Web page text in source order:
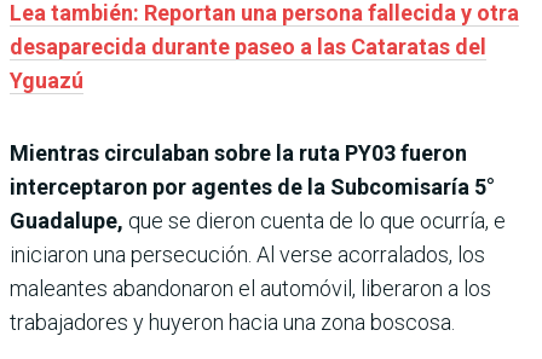
Lea también: Reportan una persona fallecida y otra
desaparecida durante paseo a las Cataratas del
Yguazú
Mientras circulaban sobre la ruta PY03 fueron
interceptaron por agentes de la Subcomisaría 5°
Guadalupe, que se dieron cuenta de lo que ocurría, e
iniciaron una persecución. Al verse acorralados, los
maleantes abandonaron el automóvil, liberaron a los
trabajadores y huyeron hacia una zona boscosa.